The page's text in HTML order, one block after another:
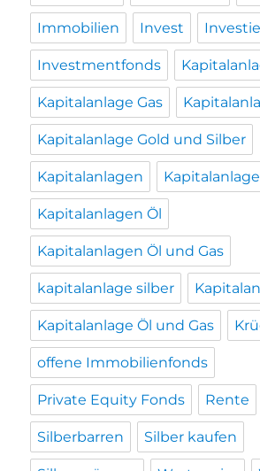
Immobilien Invest
Investmentfonds
Kapitalanlage Gas
Kapitalanlage Gold und Silber
Kapitalanlagen
Kapitalanlagen Öl
Kapitalanlagen Öl und Gas
kapitalanlage silber
Kapitalanlage Öl und Gas
offene Immobilienfonds
Private Equity Fonds Rente
Silberbarren Silber kaufen